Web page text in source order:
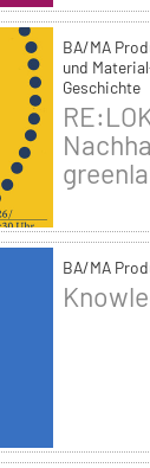
BA/MA
und
Geschichte
BA/MA